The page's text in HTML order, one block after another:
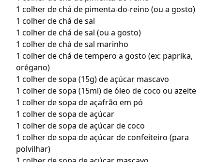
1 colher de chá de pimenta-do-reino (ou a gosto)
1 colher de chá de sal
1 colher de chá de sal (ou a gosto)
1 colher de chá de sal marinho
1 colher de chá de tempero a gosto (ex: paprika,
orégano)
1 colher de sopa (15g) de açúcar mascavo
1 colher de sopa (15ml) de óleo de coco ou azeite
1 colher de sopa de açafrão em pó
1 colher de sopa de açúcar
1 colher de sopa de açúcar de coco
1 colher de sopa de açúcar de confeiteiro (para
polvilhar)